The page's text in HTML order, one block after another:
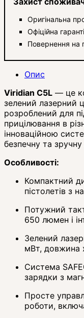
Оригінальна
Офіційна
Повернення на
Опис
Viridian C5L — це
зелений лазерний
розроблений для
прицілювання в
інноваційною
безпечну та
Особливості:
Компактний
пістолетів з
Потужний
650 люмен і
Зелений
мВт, довжина
Система
зарядки з
Просте
роботи,